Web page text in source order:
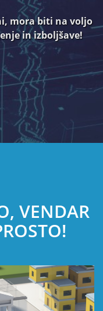
mora biti na voljo
in izboljšave!
VENDAR